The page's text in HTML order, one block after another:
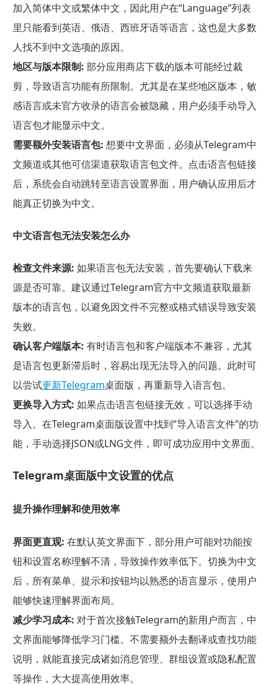
加入简体中文或繁体中文，因此用户在“Language”列表
里只能看到英语、俄语、西班牙语等语言，这也是大多数
人找不到中文选项的原因。
地区与版本限制: 部分应用商店下载的版本可能经过裁
剪，导致语言功能有所限制。尤其是在某些地区版本，敏
感语言或未官方收录的语言会被隐藏，用户必须手动导入
语言包才能显示中文。
需要额外安装语言包: 想要中文界面，必须从Telegram中
文频道或其他可信渠道获取语言包文件。点击语言包链接
后，系统会自动跳转至语言设置界面，用户确认应用后才
能真正切换为中文。
中文语言包无法安装怎么办
检查文件来源: 如果语言包无法安装，首先要确认下载来
源是否可靠。建议通过Telegram官方中文频道获取最新
版本的语言包，以避免因文件不完整或格式错误导致安装
失败。
确认客户端版本: 有时语言包和客户端版本不兼容，尤其
是语言包更新滞后时，容易出现无法导入的问题。此时可
以尝试更新Telegram桌面版，再重新导入语言包。
更换导入方式: 如果点击语言包链接无效，可以选择手动
导入。在Telegram桌面版设置中找到“导入语言文件”的功
能，手动选择JSON或LNG文件，即可成功应用中文界面。
Telegram桌面版中文设置的优点
提升操作理解和使用效率
界面更直观: 在默认英文界面下，部分用户可能对功能按
钮和设置名称理解不清，导致操作效率低下。切换为中文
后，所有菜单、提示和按钮均以熟悉的语言显示，使用户
能够快速理解界面布局。
减少学习成本: 对于首次接触Telegram的新用户而言，中
文界面能够降低学习门槛。不需要额外去翻译或查找功能
说明，就能直接完成诸如消息管理、群组设置或隐私配置
等操作，大大提高使用效率。